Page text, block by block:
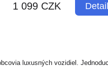
1 099 CZK Detail
luxusných vozidiel.